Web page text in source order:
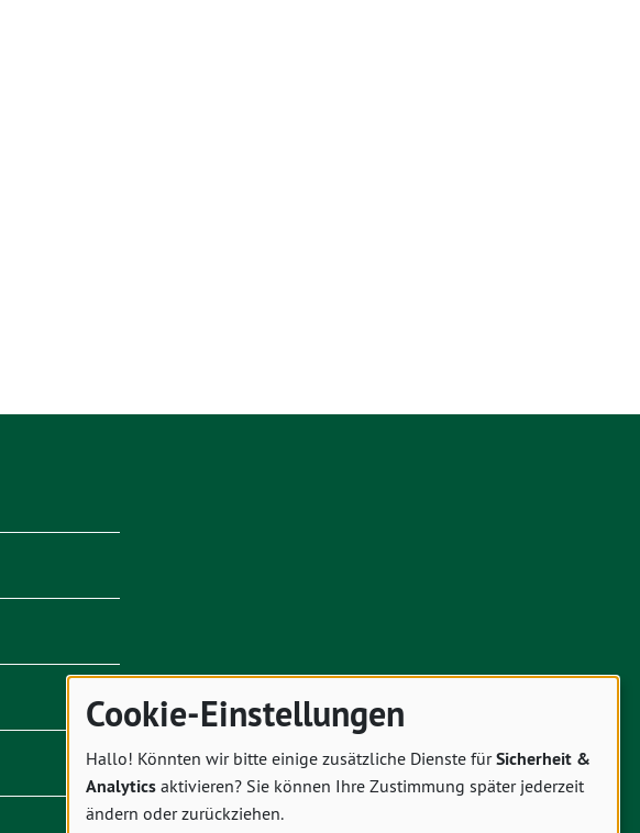
Cookie-Einstellungen
Hallo! Könnten wir bitte einige zusätzliche Dienste fürSicherheit &
Analytics aktivieren? Sie können Ihre Zustimmung später jederzeit
ändern oder zurückziehen.